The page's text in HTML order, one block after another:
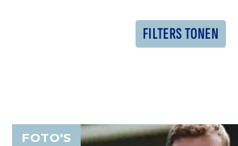
FILTERS TONEN
FOTO'S